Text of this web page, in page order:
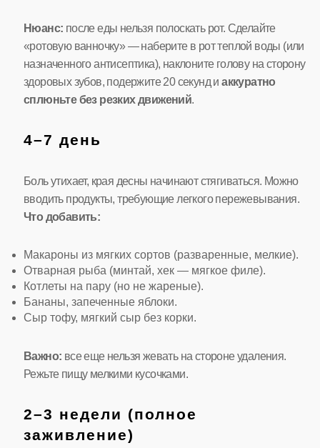
Нюанс: после еды нельзя полоскать рот. Сделайте
«ротовую ванночку» — наберите в рот теплой воды (или
назначенного антисептика), наклоните голову на сторону
здоровых зубов, подержите 20 секунд иаккуратно
сплюньте без резких движений.
4–7 день
Боль утихает, края десны начинают стягиваться. Можно
вводить продукты, требующие легкого пережевывания.
Что добавить:
Макароны из мягких сортов (разваренные, мелкие).
Отварная рыба (минтай, хек — мягкое филе).
Котлеты на пару (но не жареные).
Бананы, запеченные яблоки.
Сыр тофу, мягкий сыр без корки.
Важно: все еще нельзя жевать на стороне удаления.
Режьте пищу мелкими кусочками.
2–3 недели (полное
заживление)